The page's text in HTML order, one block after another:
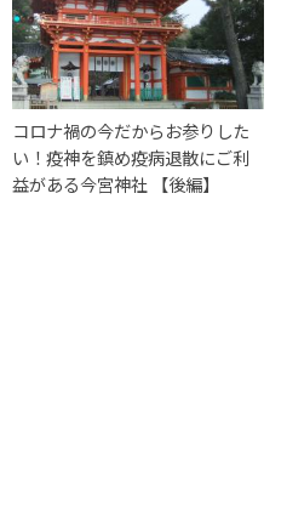
コロナ禍の今だからお参りした
い！疫神を鎮め疫病退散にご利
益がある今宮神社 【後編】